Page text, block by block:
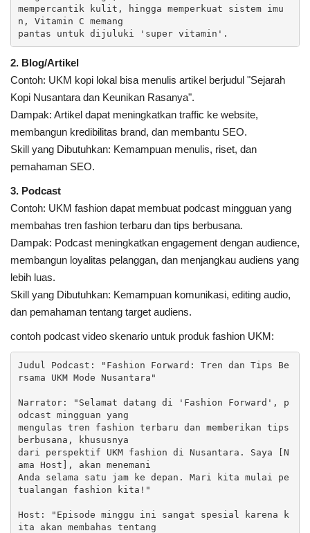
mempercantik kulit, hingga memperkuat sistem imu
n, Vitamin C memang
pantas untuk dijuluki 'super vitamin'.
2. Blog/Artikel
Contoh: UKM kopi lokal bisa menulis artikel berjudul "Sejarah
Kopi Nusantara dan Keunikan Rasanya".
Dampak: Artikel dapat meningkatkan traffic ke website,
membangun kredibilitas brand, dan membantu SEO.
Skill yang Dibutuhkan: Kemampuan menulis, riset, dan
pemahaman SEO.
3. Podcast
Contoh: UKM fashion dapat membuat podcast mingguan yang
membahas tren fashion terbaru dan tips berbusana.
Dampak: Podcast meningkatkan engagement dengan audience,
membangun loyalitas pelanggan, dan menjangkau audiens yang
lebih luas.
Skill yang Dibutuhkan: Kemampuan komunikasi, editing audio,
dan pemahaman tentang target audiens.
contoh podcast video skenario untuk produk fashion UKM:
Judul Podcast: "Fashion Forward: Tren dan Tips Be
rsama UKM Mode Nusantara"
Narrator: "Selamat datang di 'Fashion Forward', p
odcast mingguan yang
mengulas tren fashion terbaru dan memberikan tips
berbusana, khususnya
dari perspektif UKM fashion di Nusantara. Saya [N
ama Host], akan menemani
Anda selama satu jam ke depan. Mari kita mulai pe
tualangan fashion kita!"
Host: "Episode minggu ini sangat spesial karena k
ita akan membahas tentang